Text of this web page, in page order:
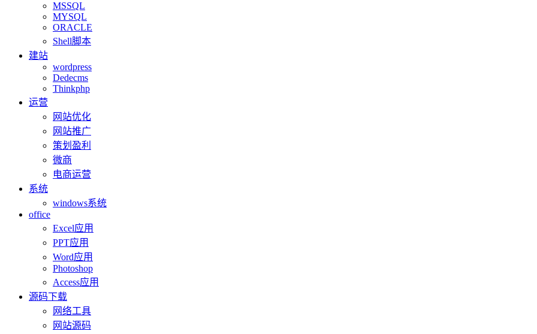
MSSQL
MYSQL
ORACLE
Shell脚本
建站
wordpress
Dedecms
Thinkphp
运营
网站优化
网站推广
策划盈利
微商
电商运营
系统
windows系统
office
Excel应用
PPT应用
Word应用
Photoshop
Access应用
源码下载
网络工具
网站源码